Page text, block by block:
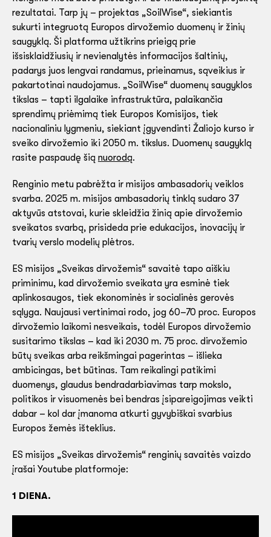
rezultatai. Tarp jų – projektas „SoilWise“, siekiantis
sukurti integruotą Europos dirvožemio duomenų ir žinių
saugyklą. Ši platforma užtikrins prieigą prie
išsisklaidžiusių ir nevienalytės informacijos šaltinių,
padarys juos lengvai randamus, prieinamus, sąveikius ir
pakartotinai naudojamus. „SoilWise“ duomenų saugyklos
tikslas – tapti ilgalaike infrastruktūra, palaikančia
sprendimų priėmimą tiek Europos Komisijos, tiek
nacionaliniu lygmeniu, siekiant įgyvendinti Žaliojo kurso ir
sveiko dirvožemio iki 2050 m. tikslus. Duomenų saugyklą
rasite paspaudę šią nuorodą.
Renginio metu pabrėžta ir misijos ambasadorių veiklos
svarba. 2025 m. misijos ambasadorių tinklą sudaro 37
aktyvūs atstovai, kurie skleidžia žinią apie dirvožemio
sveikatos svarbą, prisideda prie edukacijos, inovacijų ir
tvarių verslo modelių plėtros.
ES misijos „Sveikas dirvožemis“ savaitė tapo aiškiu
priminimu, kad dirvožemio sveikata yra esminė tiek
aplinkosaugos, tiek ekonominės ir socialinės gerovės
sąlyga. Naujausi vertinimai rodo, jog 60–70 proc. Europos
dirvožemio laikomi nesveikais, todėl Europos dirvožemio
susitarimo tikslas – kad iki 2030 m. 75 proc. dirvožemio
būtų sveikas arba reikšmingai pagerintas – išlieka
ambicingas, bet būtinas. Tam reikalingi patikimi
duomenys, glaudus bendradarbiavimas tarp mokslo,
politikos ir visuomenės bei bendras įsipareigojimas veikti
dabar – kol dar įmanoma atkurti gyvybiškai svarbius
Europos žemės išteklius.
ES misijos „Sveikas dirvožemis“ renginių savaitės vaizdo
įrašai Youtube platformoje:
1 DIENA.